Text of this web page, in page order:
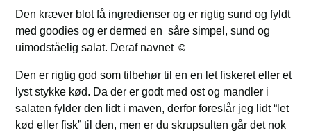
Den kræver blot få ingredienser og er rigtig sund og fyldt
med goodies og er dermed en såre simpel, sund og
uimodståelig salat. Deraf navnet ☺️
Den er rigtig god som tilbehør til en en let fiskeret eller et
lyst stykke kød. Da der er godt med ost og mandler i
salaten fylder den lidt i maven, derfor foreslår jeg lidt “let
kød eller fisk” til den, men er du skrupsulten går det nok